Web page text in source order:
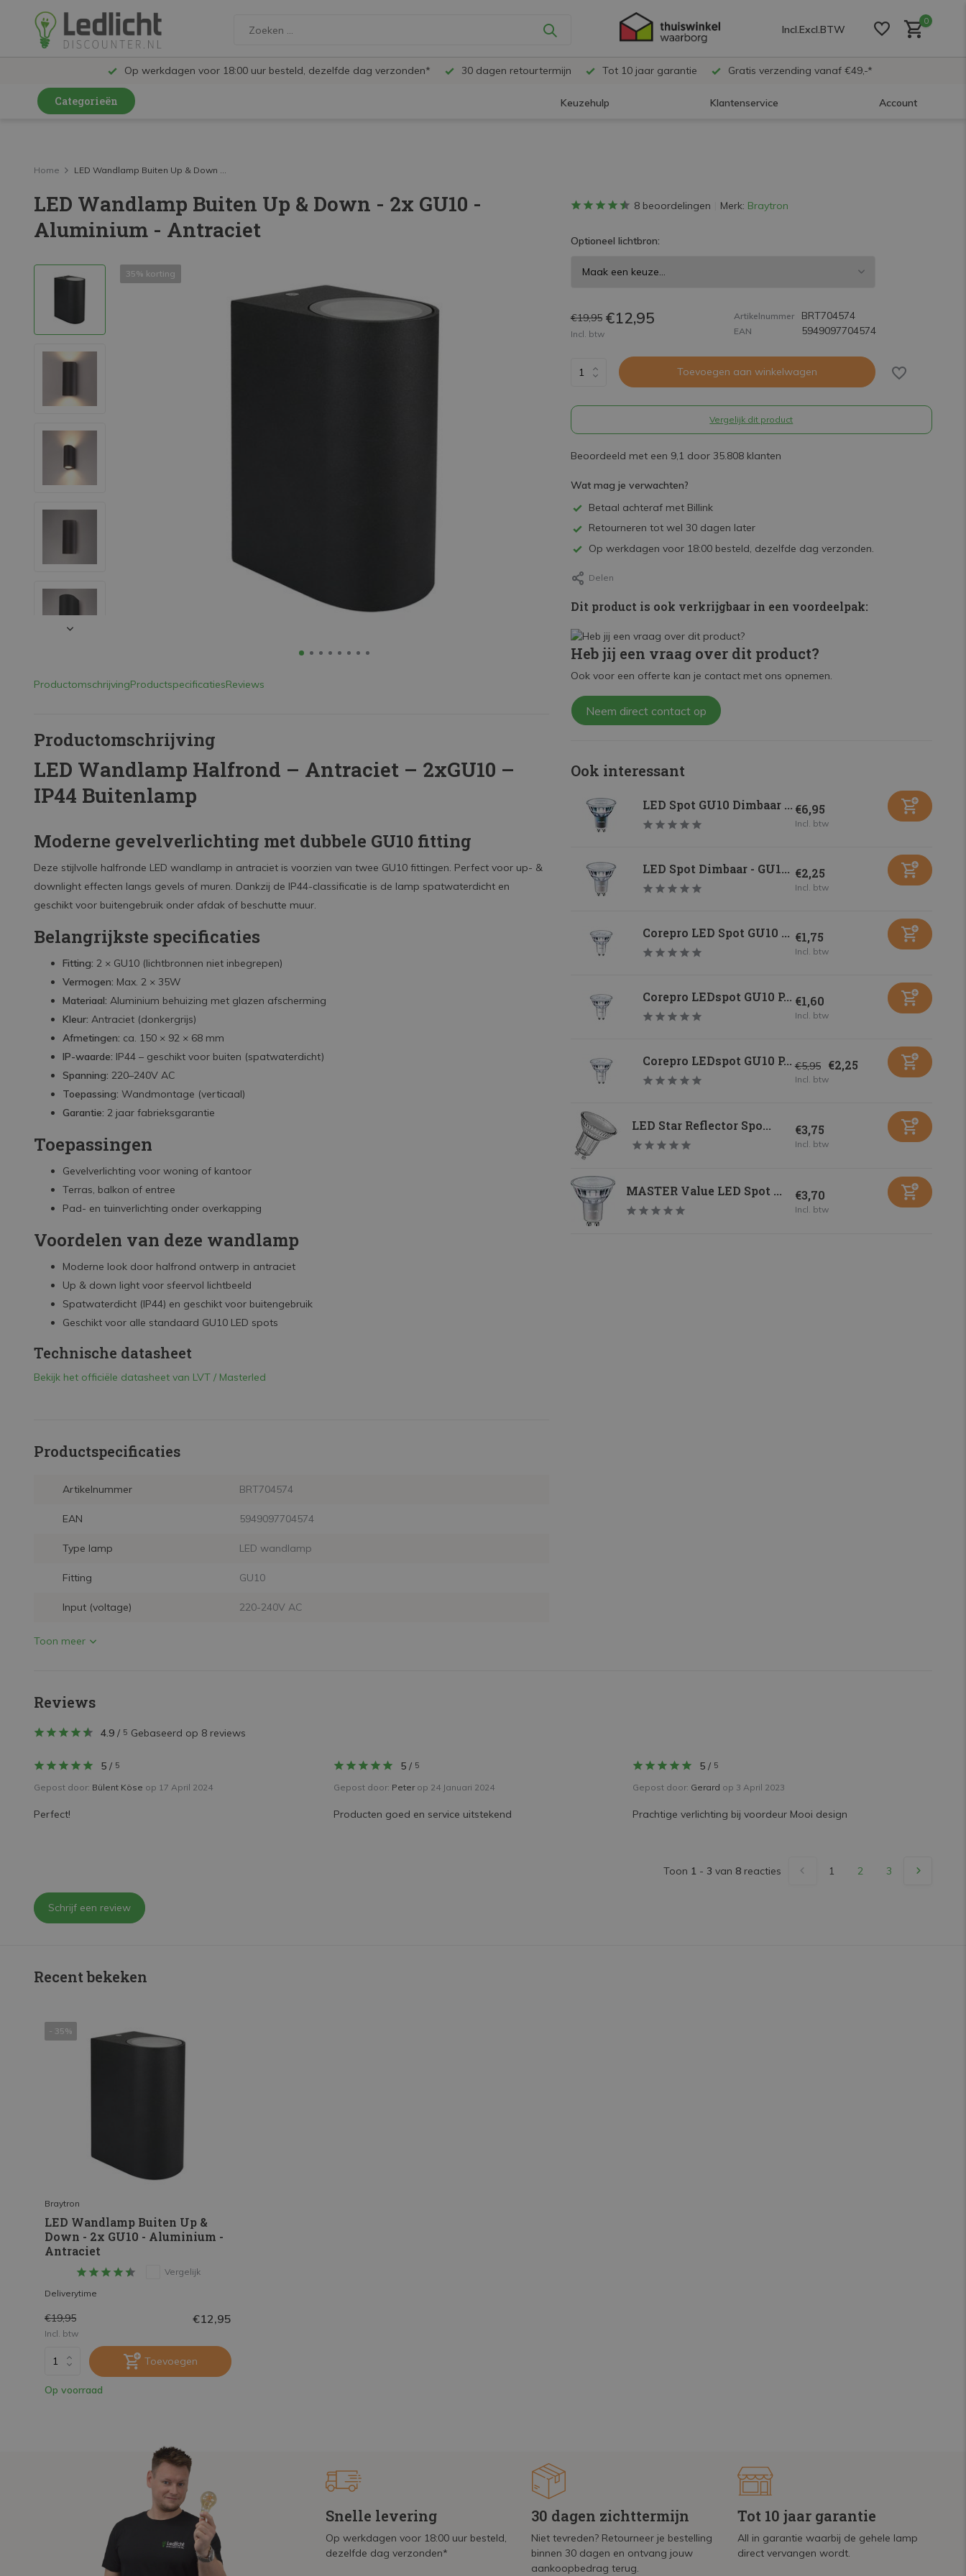
Incl.Excl.BTW
0
Op werkdagen voor 18:00 uur besteld, dezelfde dag verzonden* 30 dagen retourtermijn Tot 10 jaar garantie Gratis verzending vanaf €49,-*
Categorieën Keuzehulp Klantenservice Account
LED Railspots
LED Panelen
LED TL
LED Schijnwerpers
LED Strips
Decoratieve verlichting
LED Noodverlichting
Installatiemateriaal
Verduurzaming
LED TL verlichting
Home LED Wandlamp Buiten Up & Down ...
LED Wandlamp Buiten Up & Down - 2x GU10 -
Aluminium - Antraciet
35% korting
ProductomschrijvingProductspecificatiesReviews
Productomschrijving
LED Wandlamp Halfrond – Antraciet – 2xGU10 –
IP44 Buitenlamp
Moderne gevelverlichting met dubbele GU10 fitting
Deze stijlvolle halfronde LED wandlamp in antraciet is voorzien van twee GU10 fittingen. Perfect voor up- &
downlight effecten langs gevels of muren. Dankzij de IP44-classificatie is de lamp spatwaterdicht en
geschikt voor buitengebruik onder afdak of beschutte muur.
Belangrijkste specificaties
Fitting: 2 × GU10 (lichtbronnen niet inbegrepen)
Vermogen: Max. 2 × 35W
Materiaal: Aluminium behuizing met glazen afscherming
Kleur: Antraciet (donkergrijs)
Afmetingen: ca. 150 × 92 × 68 mm
IP-waarde: IP44 – geschikt voor buiten (spatwaterdicht)
Spanning: 220–240V AC
Toepassing: Wandmontage (verticaal)
Garantie: 2 jaar fabrieksgarantie
Toepassingen
Gevelverlichting voor woning of kantoor
Terras, balkon of entree
Pad- en tuinverlichting onder overkapping
Voordelen van deze wandlamp
Moderne look door halfrond ontwerp in antraciet
Up & down light voor sfeervol lichtbeeld
Spatwaterdicht (IP44) en geschikt voor buitengebruik
Geschikt voor alle standaard GU10 LED spots
Technische datasheet
Bekijk het officiële datasheet van LVT / Masterled
Productspecificaties
Artikelnummer BRT704574
EAN 5949097704574
Type lamp LED wandlamp
Fitting GU10
Input (voltage) 220-240V AC
Toon meer
8 beoordelingen Merk: Braytron
Optioneel lichtbron:
€19,95 €12,95
Incl. btw
Artikelnummer BRT704574
EAN 5949097704574
Toevoegen aan winkelwagen
Vergelijk dit product
Beoordeeld met een 9,1 door 35.808 klanten
Wat mag je verwachten?
Betaal achteraf met Billink
Retourneren tot wel 30 dagen later
Op werkdagen voor 18:00 besteld, dezelfde dag verzonden.
Delen
Dit product is ook verkrijgbaar in een voordeelpak:
Heb jij een vraag over dit product?
Ook voor een offerte kan je contact met ons opnemen.
Neem direct contact op
Ook interessant
LED Spot GU10 Dimbaar ... €6,95
Incl. btw
LED Spot Dimbaar - GU1... €2,25
Incl. btw
Corepro LED Spot GU10 ... €1,75
Incl. btw
Corepro LEDspot GU10 P... €1,60
Incl. btw
Corepro LEDspot GU10 P... €5,95 €2,25
Incl. btw
LED Star Reflector Spo... €3,75
Incl. btw
MASTER Value LED Spot ... €3,70
Incl. btw
Reviews
4.9 / 5 Gebaseerd op 8 reviews
5 / 5
Gepost door: Bülent Köse op 17 April 2024
Perfect!
5/ 5
Gepost door: Peterop 24 Januari 2024
Producten goed en service uitstekend
5 / 5
Gepost door: Gerard op 3 April 2023
Prachtige verlichting bij voordeur Mooi design
Toon 1 - 3 van 8 reacties 1 2 3
Schrijf een review
Recent bekeken
- 35%
Braytron
LED Wandlamp Buiten Up &
Down - 2x GU10 - Aluminium -
Antraciet
Vergelijk
Deliverytime
€19,95 €12,95
Incl. btw
Toevoegen
Op voorraad
Snelle levering
Op werkdagen voor 18:00 uur besteld,
dezelfde dag verzonden*
30 dagen zichttermijn
Niet tevreden? Retourneer je bestelling
binnen 30 dagen en ontvang jouw
aankoopbedrag terug.
Tot 10 jaar garantie
All in garantie waarbij de gehele lamp
direct vervangen wordt.